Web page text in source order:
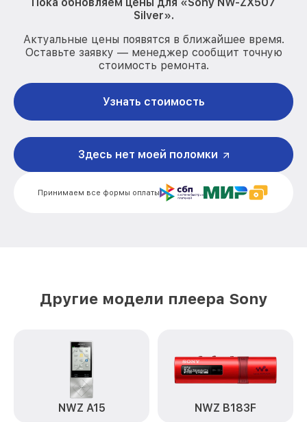
Silver».
Актуальные цены появятся в ближайшее время.
Оставьте заявку — менеджер сообщит точную
стоимость ремонта.
Узнать стоимость
Принимаем все формы оплаты
Здесь нет моей поломки
Другие модели плеера Sony
NWZ A15 NWZ B183F